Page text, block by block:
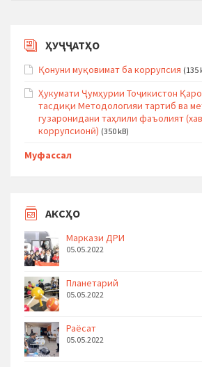
ҲУҶҶАТҲО
Қонуни муқовимат ба коррупсия (135
Ҳукумати Ҷумҳурии Тоҷикистон
тасдиқи Методологияи тартиб ва
гузаронидани таҳлили фаъолият
коррупсионӣ) (350 kB)
Муфассал
АКСҲО
Маркази ДРИ
05.05.2022
Планетарий
05.05.2022
Раёсат
05.05.2022